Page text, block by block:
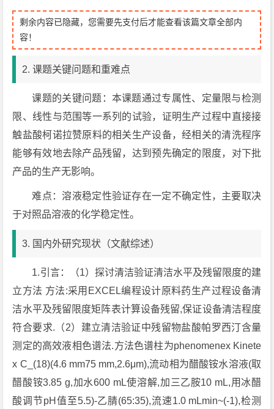
剩余内容已隐藏，您需要先支付后才能查看该篇文章全部内
容！
2. 课题关键问题和重难点
课题的关键问题：本课题通过专属性、定量限与检测
限、线性与范围等一系列的试验，证明生产过程中直接接
触盐酸柯诺拉赞原料的相关生产设备，经相关的清洗程序
能够有效地去除产品残留，达到预先确定的限度，对下批
产品的生产无影响。
难点：溶液稳定性验证存在一定不确定性，主要取决
于对照品溶液的化学稳定性。
3. 国内外研究现状（文献综述）
1.引言：（1）探讨清洁验证清洁水平及残留限度的建
立方法 方法:采用EXCEL编程设计原料药生产过程设备清
洁水平及残留限度矩阵表计算设备残留,保证设备清洁程度
符合要求.（2）建立清洁验证中残留物盐酸帕罗西汀含量
测定的高效液相色谱法.方法色谱柱为phenomenex Kinete
x C_(18)(4.6 mm75 mm,2.6μm),流动相为醋酸铵水溶液(取
醋酸铵3.85 g,加水600 mL使溶解,加三乙胺10 mL,用冰醋
酸调节pH值至5.5)-乙腈(65:35),流速1.0 mLmin~(-1),检测